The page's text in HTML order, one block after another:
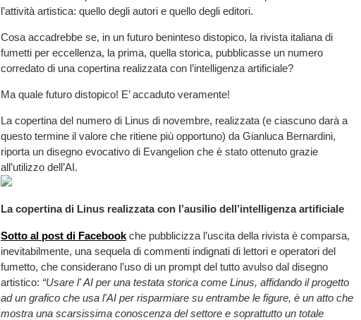
l’attività artistica: quello degli autori e quello degli editori.
Cosa accadrebbe se, in un futuro beninteso distopico, la rivista italiana di
fumetti per eccellenza, la prima, quella storica, pubblicasse un numero
corredato di una copertina realizzata con l’intelligenza artificiale?
Ma quale futuro distopico! E’ accaduto veramente!
La copertina del numero di Linus di novembre, realizzata (e ciascuno darà a
questo termine il valore che ritiene più opportuno) da Gianluca Bernardini,
riporta un disegno evocativo di Evangelion che è stato ottenuto grazie
all’utilizzo dell’AI.
La copertina di Linus realizzata con l’ausilio dell’intelligenza artificiale
Sotto al post di Facebook che pubblicizza l’uscita della rivista è comparsa,
inevitabilmente, una sequela di commenti indignati di lettori e operatori del
fumetto, che considerano l’uso di un prompt del tutto avulso dal disegno
artistico: “Usare l' AI per una testata storica come Linus, affidando il progetto
ad un grafico che usa l'AI per risparmiare su entrambe le figure, è un atto che
mostra una scarsissima conoscenza del settore e soprattutto un totale